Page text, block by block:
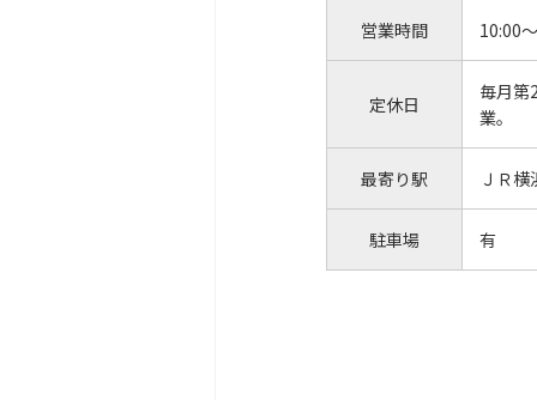
営業時間 10:00
定休日
毎月第
業。
最寄り駅 ＪＲ
駐車場 有